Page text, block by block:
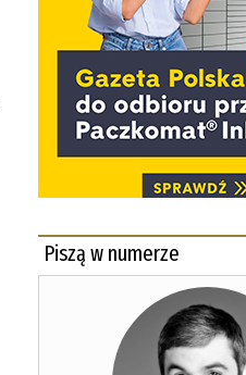
Piszą w numerze